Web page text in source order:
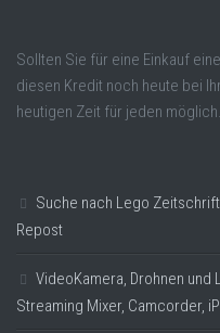
Sollten Sie für eine Einkauf
diesen Kredit noch heute bei
heutigen Zeit für jeden möglich.
Suche nach Lego
Repost
VideoKamera, Drohnen und
Streaming Mixer, Camcorder,